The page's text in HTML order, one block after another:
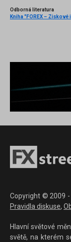
Odborná literatura
Copyright © 2009 -
Pravidla diskuse,
Hlavní světové
světě, na kterém